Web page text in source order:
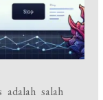
adalah salah